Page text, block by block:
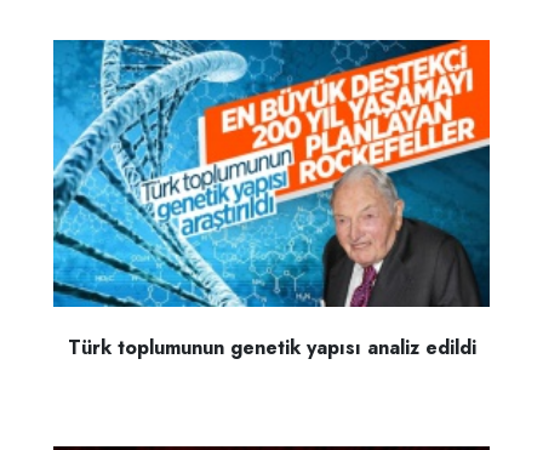
Türk toplumunun genetik yapısı analiz edildi